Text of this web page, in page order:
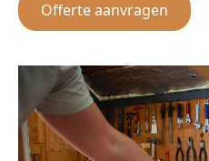
Offerte aanvragen